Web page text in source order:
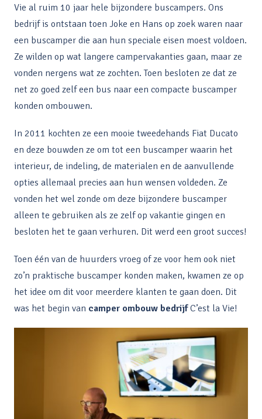
Vie al ruim 10 jaar hele bijzondere buscampers. Ons
bedrijf is ontstaan toen Joke en Hans op zoek waren naar
een buscamper die aan hun speciale eisen moest voldoen.
Ze wilden op wat langere campervakanties gaan, maar ze
vonden nergens wat ze zochten. Toen besloten ze dat ze
net zo goed zelf een bus naar een compacte buscamper
konden ombouwen.
In 2011 kochten ze een mooie tweedehands Fiat Ducato
en deze bouwden ze om tot een buscamper waarin het
interieur, de indeling, de materialen en de aanvullende
opties allemaal precies aan hun wensen voldeden. Ze
vonden het wel zonde om deze bijzondere buscamper
alleen te gebruiken als ze zelf op vakantie gingen en
besloten het te gaan verhuren. Dit werd een groot succes!
Toen één van de huurders vroeg of ze voor hem ook niet
zo’n praktische buscamper konden maken, kwamen ze op
het idee om dit voor meerdere klanten te gaan doen. Dit
was het begin van camper ombouw bedrijfC’est la Vie!